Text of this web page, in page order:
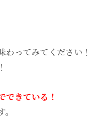
ってみてください！
できている！